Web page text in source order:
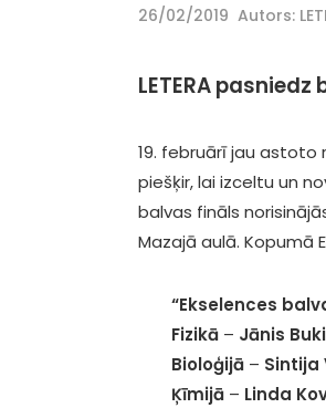
26/02/2019 Autors:
LETERA
19. februārī jau astoto
piešķir, lai izceltu un
balvas fināls
Mazajā aulā. Kopumā
“Ekselences
Fizikā – Jānis
Bioloģijā – Sintija
Ķīmijā – Linda